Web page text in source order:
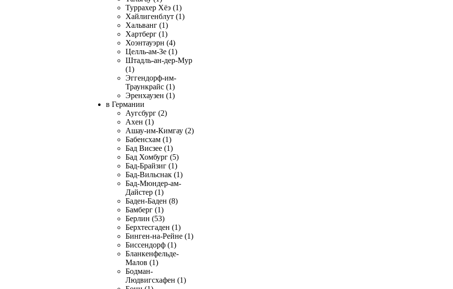
Туррахер Хёэ (1)
Хайлигенблут (1)
Хальванг (1)
Хартберг (1)
Хоэнтауэрн (4)
Целль-ам-Зе (1)
Штадль-ан-дер-Мур
(1)
Эггендорф-им-
Траункрайс (1)
Эренхаузен (1)
в Германии
Аугсбург (2)
Ахен (1)
Ашау-им-Кимгау (2)
Бабенсхам (1)
Бад Висзее (1)
Бад Хомбург (5)
Бад-Брайзиг (1)
Бад-Вильснак (1)
Бад-Мюндер-ам-
Дайстер (1)
Баден-Баден (8)
Бамберг (1)
Берлин (53)
Берхтесгаден (1)
Бинген-на-Рейне (1)
Биссендорф (1)
Бланкенфельде-
Малов (1)
Бодман-
Людвигсхафен (1)